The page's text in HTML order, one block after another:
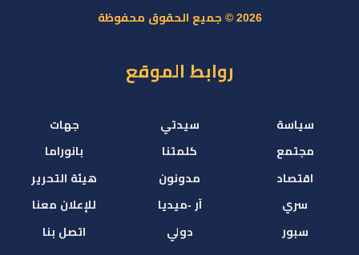
2026 © جميع الحقوق محفوظة
روابط الموقع
سياسة
مجتمع
اقتصاد
سري
سبور
سيدتي
كلمتنا
مدونون
آر -ميديا
دولي
جهات
بانوراما
هيئة التحرير
للإعلان معنا
اتصل بنا